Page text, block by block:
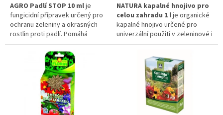
AGRO Padlí STOP 10 mlje
fungicidní přípravek určený pro
ochranu zeleniny a okrasných
rostlin proti padlí. Pomáhá
omezovat napadení rostlin
houbovými patogeny, které
vytvářejí bělavý povlak na
listech a mohou oslabovat růst
rostlin. Přípravek je vhodný pro
použití na záhonech, ve
sklenících i na okrasných
výsadbách během vegetačního
NATURA kapalné hnojivo pro
celou zahradu 1 lje organické
kapalné hnojivo určené pro
univerzální použití v zeleninové i
okrasné části zahrady.
zdravý vývoj kořenového
systému a dlouhodobou vitalitu
rostlin během vegetačního